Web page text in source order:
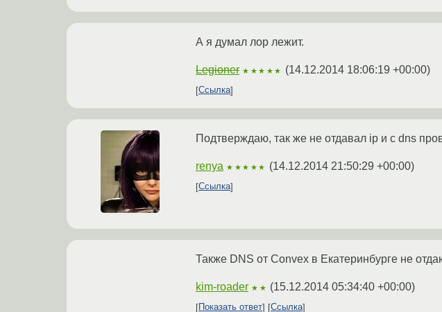
А я думал лор лежит.
Legioner ★★★★★ (14.12.2014 18:06:19 +00:00)
Ссылка
Подтверждаю, так же не отдавал ip и с dns
renya ★★★★★ (14.12.2014 21:50:29 +00:00)
Ссылка
Также DNS от Convex в Екатеринбурге не
kim-roader ★★ (15.12.2014 05:34:40 +00:00)
Показать ответ Ссылка